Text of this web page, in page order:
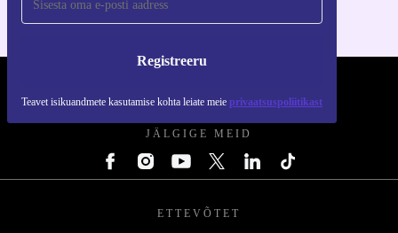
Registreeru
Teavet isikuandmete kasutamise kohta leiate meie privaatsuspoliitikast
JÄLGIGE MEID
ETTEVÕTET